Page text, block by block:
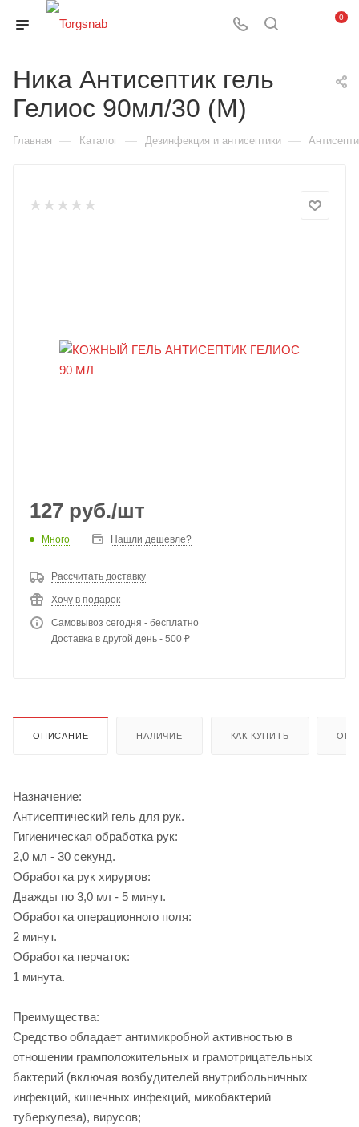
0
Ника Антисептик гель
Гелиос 90мл/30 (М)
Главная — Каталог — Дезинфекция и антисептики —
127 руб./шт
Много Нашли дешевле?
Рассчитать доставку
Хочу в подарок
Самовывоз сегодня - бесплатно
Доставка в другой день - 500 ₽
ОПИСАНИЕ НАЛИЧИЕ КАК КУПИТЬ
Назначение:
Антисептический гель для рук.
Гигиеническая обработка рук:
2,0 мл - 30 секунд.
Обработка рук хирургов:
Дважды по 3,0 мл - 5 минут.
Обработка операционного поля:
2 минут.
Обработка перчаток:
1 минута.
Преимущества:
Средство обладает антимикробной активностью в
отношении грамположительных и грамотрицательных
бактерий (включая возбудителей внутрибольничных
инфекций, кишечных инфекций, микобактерий
туберкулеза), вирусов;